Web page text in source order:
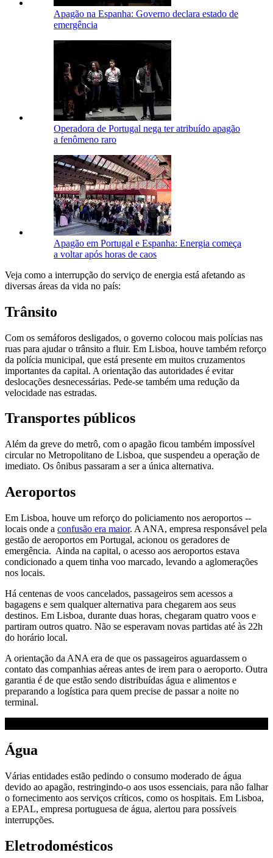
Apagão na Espanha: Governo declara estado de
emergência
Operadora de Portugal nega ter atribuído apagão
a fenômeno raro
Apagão em Portugal e Espanha: Energia começa
a voltar após horas de caos
Veja como a interrupção do serviço de energia está afetando as
diversas áreas da vida no país:
Trânsito
Com os semáforos desligados, o governo colocou mais polícias nas
ruas para ajudar o trânsito a fluir. Em Lisboa, houve também reforço
da polícia municipal, que está presente em muitos cruzamentos
importantes da capital. A orientação das autoridades é evitar
deslocações desnecessárias. Pede-se também uma redução da
velocidade nas estradas.
Transportes públicos
Além da greve do metrô, com o apagão ficou também impossível
circular no Metropolitano de Lisboa, que suspendeu a operação de
imediato. Os ônibus passaram a ser a única alternativa.
Aeroportos
Em Lisboa, houve um reforço do policiamento nos aeroportos --
locais onde a confusão era maior. A ANA, empresa responsável pela
gestão de aeroportos em Portugal, acionou os geradores de
emergência. Ainda na capital, o acesso aos aeroportos estava
condicionado a quem tinha voo marcado, levando a aglomerações
nos locais.
Há centenas de voos cancelados, passageiros sem acessos a
bagagens e sem qualquer alternativa para chegarem aos seus
destinos. Em Lisboa, durante duas horas, chegaram quatro voos e
partiram outros quatro. Não se esperavam novas partidas até às 22h
do horário local.
A orientação da ANA era de que os passageiros aguardassem o
contato das companhias aéreas antes de irem para o aeroporto. Outra
garantia é de que estão sendo distribuídas água e alimentos e
preparando a logística para quem precise de passar a noite no
terminal.
Água
Várias entidades estão pedindo o consumo moderado de água
devido ao apagão, restringindo-o aos usos essenciais, para não falhar
o fornecimento aos serviços críticos, como os hospitais. Em Lisboa,
a EPAL, empresa portuguesa de água, alertou para possíveis
interrupções.
Eletrodomésticos